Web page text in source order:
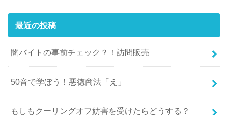
最近の投稿
闇バイトの事前チェック？！訪問販売
50音で学ぼう！悪徳商法「え」
もしもクーリングオフ妨害を受けたらどうする？